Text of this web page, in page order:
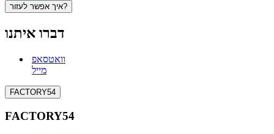
איך אפשר לעזור?
דברו איתנו
וואטסאפ
מייל
FACTORY54
FACTORY54